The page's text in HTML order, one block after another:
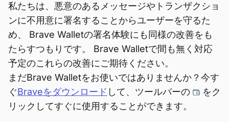
私たちは、悪意のあるメッセージやトランザクショ
ンに不用意に署名することからユーザーを守るた
め、 Brave Walletの署名体験にも同様の改善をも
たらすつもりです。 Brave Walletで間も無く対応
予定のこれらの改善にご期待ください。
まだBrave Walletをお使いではありませんか？今す
ぐBraveをダウンロード して、ツールバーの
をク
リックしてすぐに使用することができます。